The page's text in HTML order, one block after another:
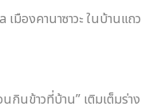
องคานาซาวะ ในบ้านแถ
กินข้าวที่บ้าน” เติมเต็มร่า